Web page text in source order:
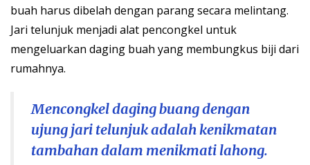
buah harus dibelah dengan parang secara melintang.
Jari telunjuk menjadi alat pencongkel untuk
mengeluarkan daging buah yang membungkus biji dari
rumahnya.
Mencongkel daging buang dengan
ujung jari telunjuk adalah kenikmatan
tambahan dalam menikmati lahong.